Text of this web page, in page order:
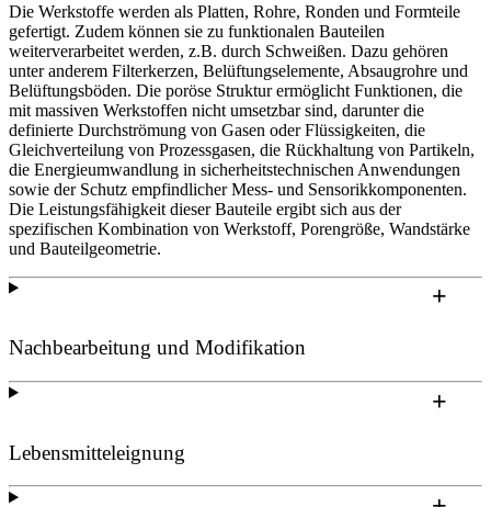
Die Werkstoffe werden als Platten, Rohre, Ronden und Formteile
gefertigt. Zudem können sie zu funktionalen Bauteilen
weiterverarbeitet werden, z.B. durch Schweißen. Dazu gehören
unter anderem Filterkerzen, Belüftungselemente, Absaugrohre und
Belüftungsböden. Die poröse Struktur ermöglicht Funktionen, die
mit massiven Werkstoffen nicht umsetzbar sind, darunter die
definierte Durchströmung von Gasen oder Flüssigkeiten, die
Gleichverteilung von Prozessgasen, die Rückhaltung von Partikeln,
die Energieumwandlung in sicherheitstechnischen Anwendungen
sowie der Schutz empfindlicher Mess- und Sensorikkomponenten.
Die Leistungsfähigkeit dieser Bauteile ergibt sich aus der
spezifischen Kombination von Werkstoff, Porengröße, Wandstärke
und Bauteilgeometrie.
Nachbearbeitung und Modifikation
Lebensmitteleignung